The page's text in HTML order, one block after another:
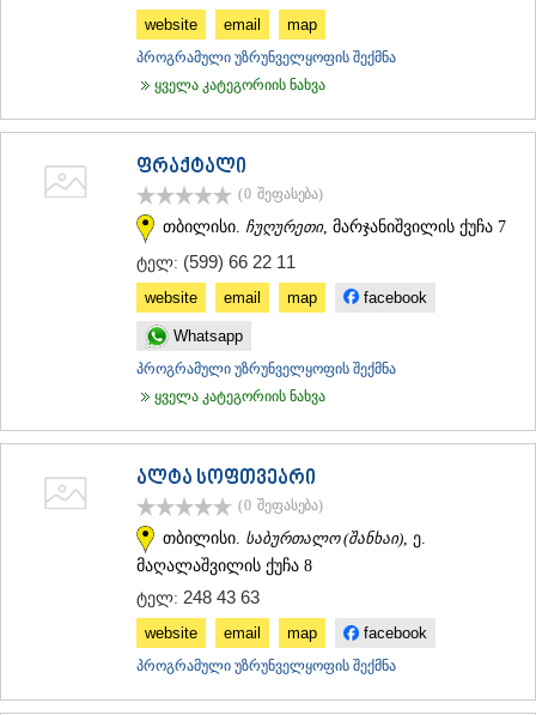
website email map
პროგრამული უზრუნველყოფის შექმნა
ყველა კატეგორიის ნახვა
ფრაქტალი
(0 შეფასება)
თბილისი. ჩუღურეთი, მარჯანიშვილის ქუჩა 7
ტელ: (599) 66 22 11
website email map facebook
Whatsapp
პროგრამული უზრუნველყოფის შექმნა
ყველა კატეგორიის ნახვა
ალტა სოფთვეარი
(0 შეფასება)
თბილისი. საბურთალო (შანხაი) , ე.
მაღალაშვილის ქუჩა 8
ტელ: 248 43 63
website email map facebook
პროგრამული უზრუნველყოფის შექმნა